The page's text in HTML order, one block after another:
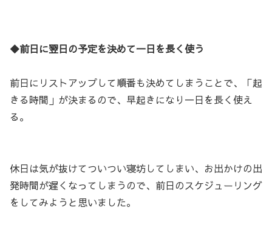
◆前日に翌日の予定を決めて一日を長く使う
前日にリストアップして順番も決めてしまうことで、「起
きる時間」が決まるので、早起きになり一日を長く使え
る。
休日は気が抜けてついつい寝坊してしまい、お出かけの出
発時間が遅くなってしまうので、前日のスケジューリング
をしてみようと思いました。